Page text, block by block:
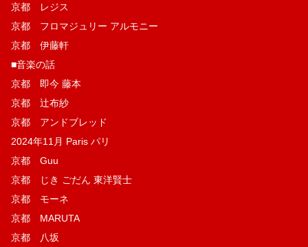
京都 レジス
京都 フロマジュリー アルモニー
京都 伊藤軒
■音楽の話
京都 即今 藤本
京都 辻布紗
京都 アンドブレッド
2024年11月 Paris パリ
京都 Guu
京都 じき ごだん 東洋賢士
京都 モーネ
京都 MARUTA
京都 八坂